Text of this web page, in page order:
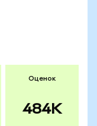
Оценок
484K